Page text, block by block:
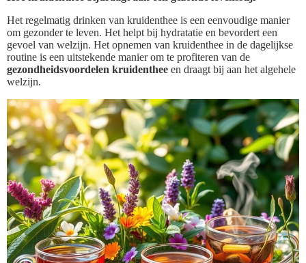
Het regelmatig drinken van kruidenthee is een eenvoudige manier
om gezonder te leven. Het helpt bij hydratatie en bevordert een
gevoel van welzijn. Het opnemen van kruidenthee in de dagelijkse
routine is een uitstekende manier om te profiteren van de
gezondheidsvoordelen kruidenthee en draagt bij aan het algehele
welzijn.